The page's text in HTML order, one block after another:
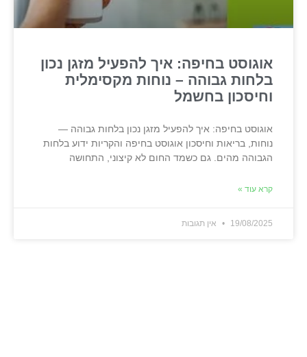
אוגוסט בחיפה: איך להפעיל מזגן נכון
בלחות גבוהה – נוחות מקסימלית
וחיסכון בחשמל
אוגוסט בחיפה: איך להפעיל מזגן נכון בלחות גבוהה —
נוחות, בריאות וחיסכון אוגוסט בחיפה והקריות ידוע בלחות
הגבוהה מהים. גם כשמד החום לא קיצוני, התחושה
קרא עוד »
19/08/2025 אין תגובות